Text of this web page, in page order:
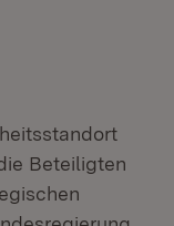
Beteiligten